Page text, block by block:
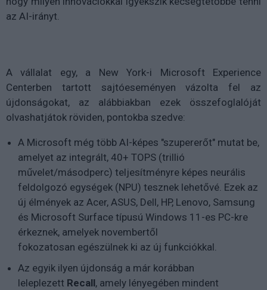
az AI-irányt.
A vállalat egy, a New York-i Microsoft Experience
Centerben tartott sajtóeseményen vázolta fel az
újdonságokat, az alábbiakban ezek összefoglalóját
olvashatjátok röviden, pontokba szedve:
A Microsoft még több AI-képes "szupererőt" mutat be,
amelyet az integrált, 40+ TOPS (trillió
művelet/másodperc) teljesítményre képes neurális
feldolgozó egységek (NPU) tesznek lehetővé. Ezek az
új élmények az Acer, ASUS, Dell, HP, Lenovo, Samsung
és Microsoft Surface típusú Windows 11-es PC-kre
érkeznek, amelyek novembertől
fokozatosan egészülnek ki az új funkciókkal.
Az egyik ilyen újdonság a már korábban
leleplezett Recall, amely lényegében mindent